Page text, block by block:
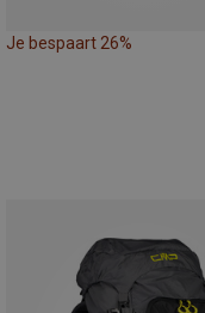
Je bespaart 26%